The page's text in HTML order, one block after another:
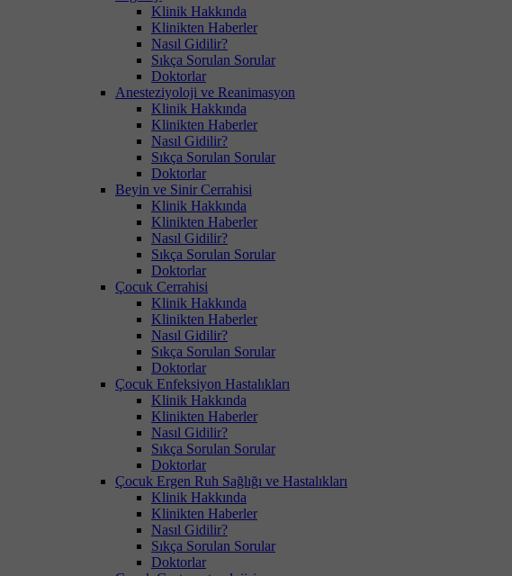
Klinik Hakkında
Klinikten Haberler
Nasıl Gidilir?
Sıkça Sorulan Sorular
Doktorlar
Anesteziyoloji ve Reanimasyon
Klinik Hakkında
Klinikten Haberler
Nasıl Gidilir?
Sıkça Sorulan Sorular
Doktorlar
Beyin ve Sinir Cerrahisi
Klinik Hakkında
Klinikten Haberler
Nasıl Gidilir?
Sıkça Sorulan Sorular
Doktorlar
Çocuk Cerrahisi
Klinik Hakkında
Klinikten Haberler
Nasıl Gidilir?
Sıkça Sorulan Sorular
Doktorlar
Çocuk Enfeksiyon Hastalıkları
Klinik Hakkında
Klinikten Haberler
Nasıl Gidilir?
Sıkça Sorulan Sorular
Doktorlar
Çocuk Ergen Ruh Sağlığı ve Hastalıkları
Klinik Hakkında
Klinikten Haberler
Nasıl Gidilir?
Sıkça Sorulan Sorular
Doktorlar